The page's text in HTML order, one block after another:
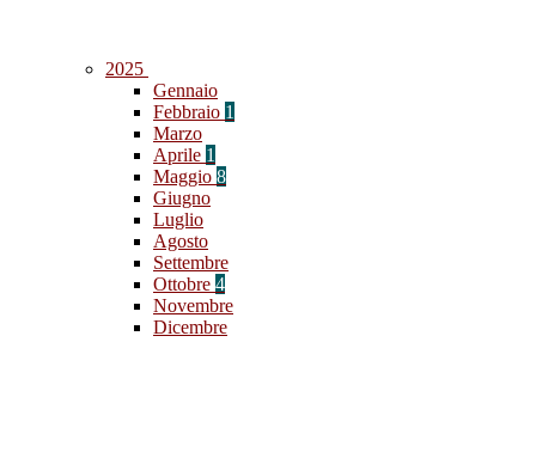
2025
Gennaio
Febbraio 1
Marzo
Aprile 1
Maggio 8
Giugno
Luglio
Agosto
Settembre
Ottobre 4
Novembre
Dicembre